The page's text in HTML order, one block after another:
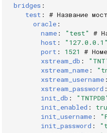
bridges :
test :
# Название
oracle :
name : "test"
#
host : "127.0.0.1"
port : 1521
#
xstream_db :
xstream_name :
xstream_username :
xstream_password :
init_db :
init_enabled :
init_username :
init_password :